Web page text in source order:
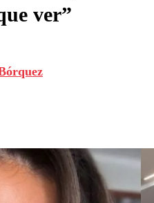
Chile
medios
ver”